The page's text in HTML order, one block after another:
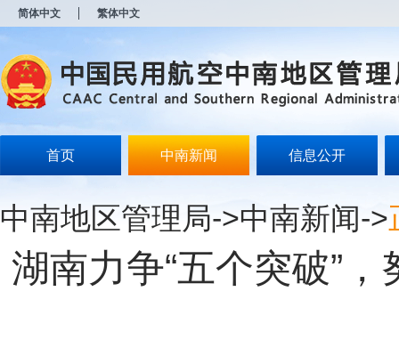
简体中文 繁体中文
首页 中南新闻 信息公开
中南地区管理局->中南新闻->
湖南力争“五个突破”
开
无
障
说
Alt
浪